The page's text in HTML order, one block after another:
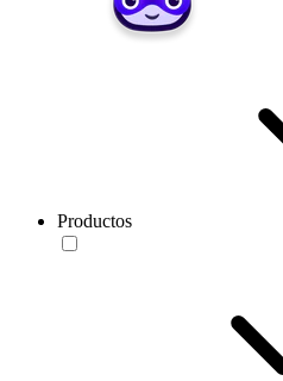
Productos